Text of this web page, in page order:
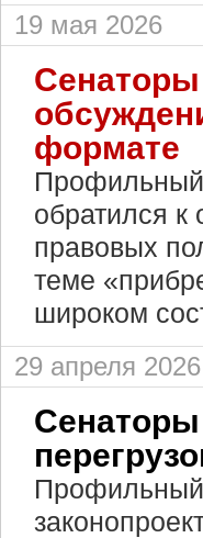
19 мая 2026
Сенаторы
формате
Профильный
обратился к
правовых
теме
широком
29 апреля 2026
Профильный